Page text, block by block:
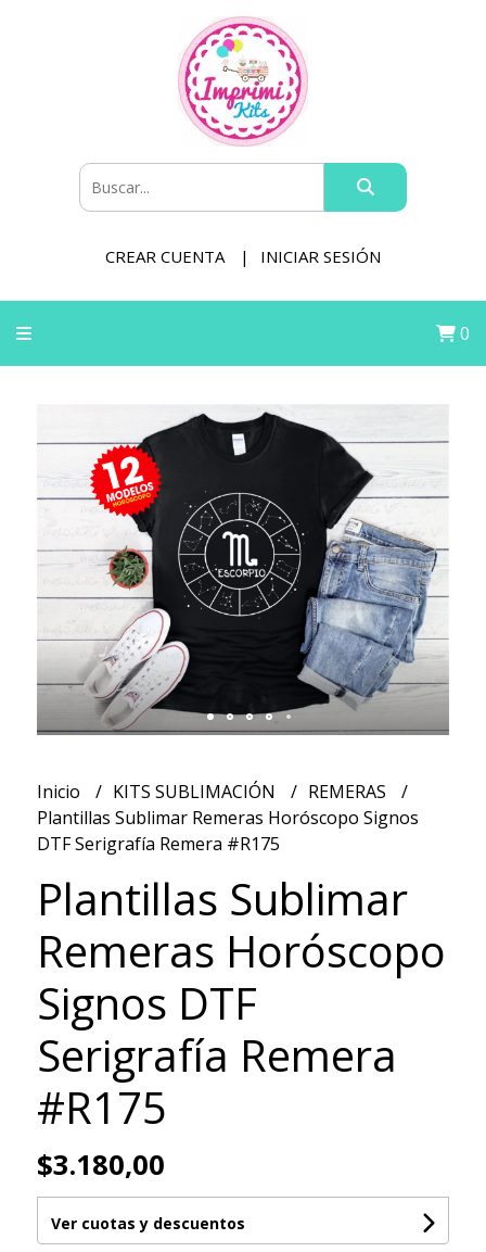
CREAR CUENTA INICIAR SESIÓN
0
Inicio KITS SUBLIMACIÓN
REMERAS
Plantillas Sublimar Remeras Horóscopo Signos
DTF Serigrafía Remera #R175
Plantillas Sublimar
Remeras Horóscopo
Signos DTF
Serigrafía Remera
#R175
$3.180,00
Ver cuotas y descuentos